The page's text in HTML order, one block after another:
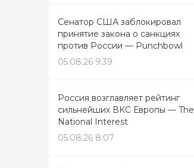
Сенатор США заблокировал
принятие закона о санкциях
против России — Punchbowl
05.08.26 9:39
Россия возглавляет рейтинг
сильнейших ВКС Европы — The
National Interest
05.08.26 8:07